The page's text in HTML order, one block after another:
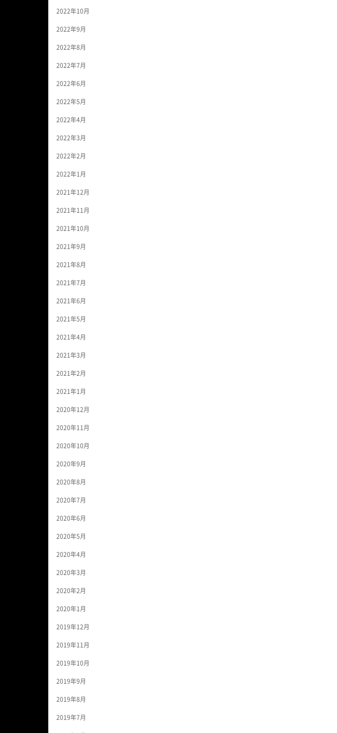
2022年10月
2022年9月
2022年8月
2022年7月
2022年6月
2022年5月
2022年4月
2022年3月
2022年2月
2022年1月
2021年12月
2021年11月
2021年10月
2021年9月
2021年8月
2021年7月
2021年6月
2021年5月
2021年4月
2021年3月
2021年2月
2021年1月
2020年12月
2020年11月
2020年10月
2020年9月
2020年8月
2020年7月
2020年6月
2020年5月
2020年4月
2020年3月
2020年2月
2020年1月
2019年12月
2019年11月
2019年10月
2019年9月
2019年8月
2019年7月